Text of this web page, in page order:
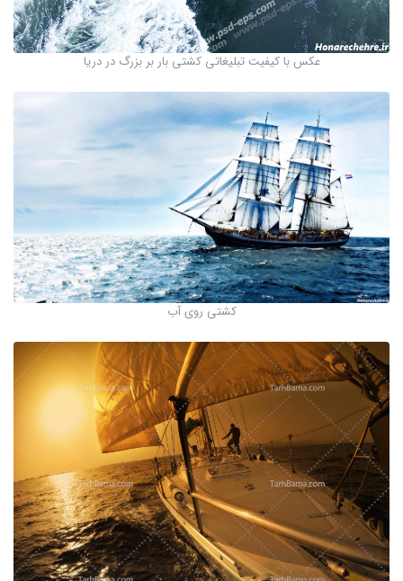
عکس با کیفیت تبلیغاتی کشتی بار بر بزرگ در دریا
کشتی روی آب